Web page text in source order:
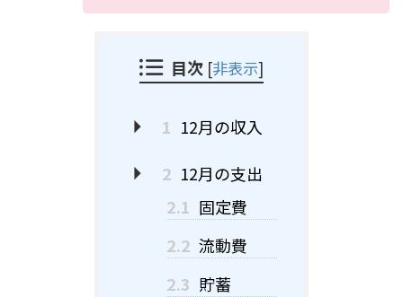
目次 [非表示]
1 12月の収入
2 12月の支出
2.1 固定費
2.2 流動費
2.3 貯蓄